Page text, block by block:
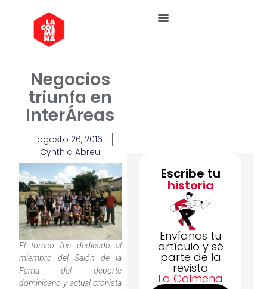
Negocios
triunfa en
InterÁreas
agosto 26, 2016
Cynthia Abreu
El torneo fue dedicado al
miembro del Salón de la
Fama del deporte
dominicano y actual cronista
Escribe tu
historia
Envíanos tu
artículo y sé
parte de la
revista
La Colmena